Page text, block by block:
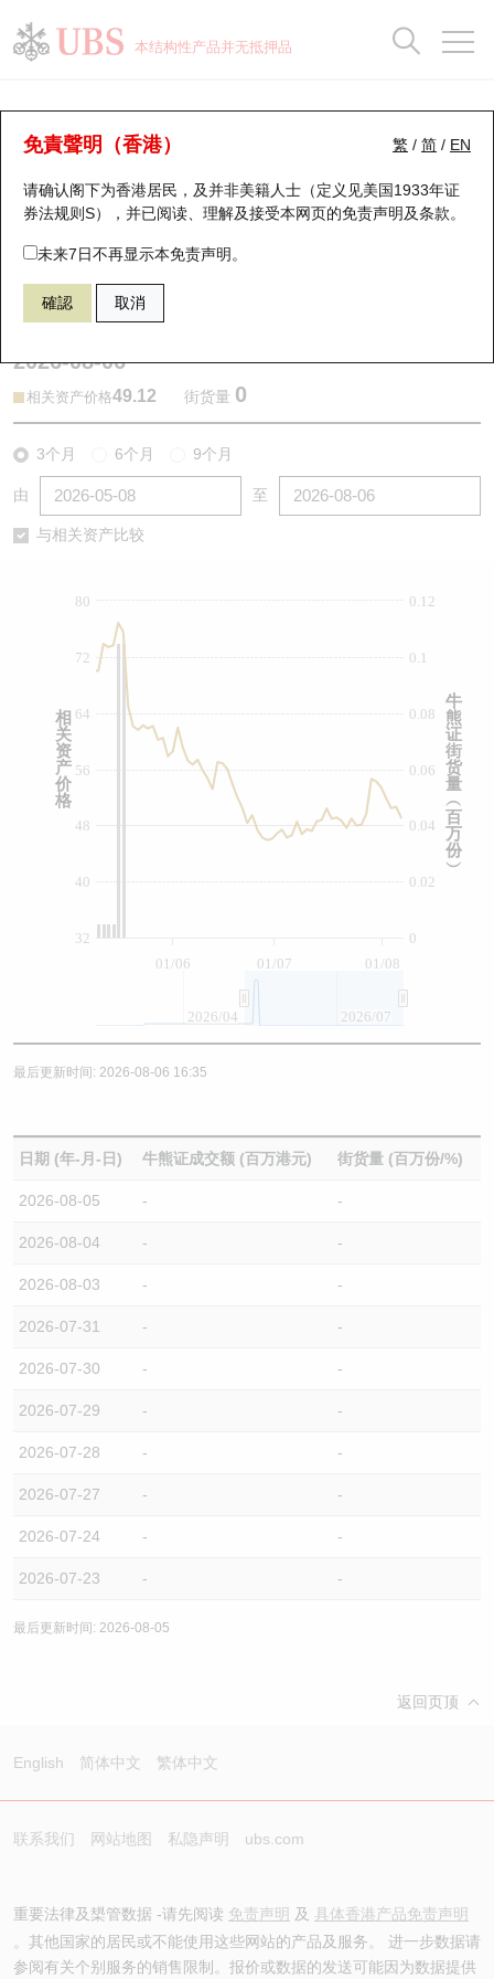
本结构性产品并无抵押品
繁 / 简 / EN
免責聲明（香港）
请确认阁下为香港居民，及并非美籍人士（定义见美国1933年证
券法规则S），并已阅读、理解及接受本网页的免责声明及条款。
未来7日不再显示本免责声明。
確認 取消
牛熊证分析仪
表现 街货统计 比较
60028 瑞银熊证 2015 理想汽车－Ｗ
2026-08-06
相关资产价格49.12 街货量 0
3个月 6个月 9个月
由 至
与相关资产比较
01/07
01/06 01/08
0
0.04
0.08
0.12
0.02
0.06
0.1
48
72
32
40
56
64
80
2026/04 2026/07
牛
熊
证
街
货
量
︵
百
万
份
︶
相
关
资
产
价
格
最后更新时间: 2026-08-06 16:35
日期 (年-月-日) 牛熊证成交额 (百万港元) 街货量 (百万份/%)
2026-08-05 - -
2026-08-04 - -
2026-08-03 - -
2026-07-31 - -
2026-07-30 - -
2026-07-29 - -
2026-07-28 - -
2026-07-27 - -
2026-07-24 - -
2026-07-23 - -
最后更新时间: 2026-08-05
返回页顶
English 简体中文 繁体中文
联系我们 网站地图 私隐声明 ubs.com
重要法律及槼管数据 -请先阅读 免责声明 及 具体香港产品免责声明
。其他国家的居民或不能使用这些网站的产品及服务。 进一步数据请
参阅有关个别服务的销售限制。报价或数据的发送可能因为数据提供
瑞银认股证一览
新发行瑞银认股证
即将到期认股证
认股证到期结算价查找
认股证分析仪
认股证/牛熊证日志
认股证文件及公告 (瑞信)
街货统计
比较
牛熊全景快搜
牛熊证搜寻
牛熊证街货分布图
正股牛熊证列表
新发行瑞银牛熊证
牛熊证到期结算价查找
牛熊证速算机
牛熊证文件及公告
牛熊证文件及公告 (瑞信)
街货统计
比较
十大升幅/跌幅
十大认股证成交分布
十天股证占大市成交
资金流
街货统计
正股分析仪
二十大活跃股份
恒指成份股
国指成份股
科指成份股
中资ETFs溢价比较
即市板块表现
收市竞价变化
持股比重
显示所有持股比重
每月轮证大市专题
轮证专栏
讲座及教育短片
认股证投资者教育
牛熊证投资者教育